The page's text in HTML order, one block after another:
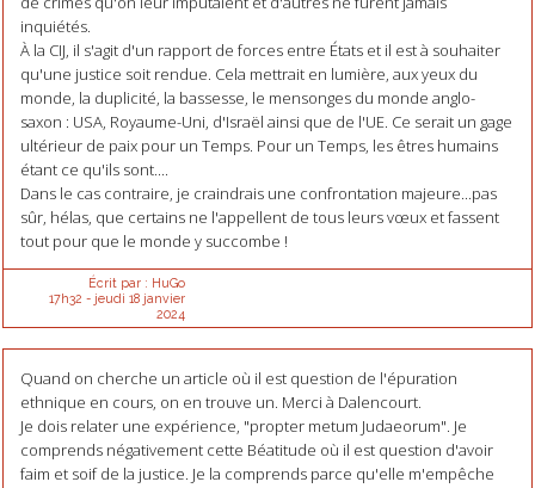
inquiétés.
À la CIJ, il s'agit d'un rapport de forces entre États et il est à souhaiter
qu'une justice soit rendue. Cela mettrait en lumière, aux yeux du
monde, la duplicité, la bassesse, le mensonges du monde anglo-
saxon : USA, Royaume-Uni, d'Israël ainsi que de l'UE. Ce serait un gage
ultérieur de paix pour un Temps. Pour un Temps, les êtres humains
étant ce qu'ils sont....
Dans le cas contraire, je craindrais une confrontation majeure...pas
sûr, hélas, que certains ne l'appellent de tous leurs vœux et fassent
tout pour que le monde y succombe !
Écrit par : HuGo
17h32 - jeudi 18 janvier
2024
Quand on cherche un article où il est question de l'épuration
ethnique en cours, on en trouve un. Merci à Dalencourt.
Je dois relater une expérience, "propter metum Judaeorum". Je
comprends négativement cette Béatitude où il est question d'avoir
faim et soif de la justice. Je la comprends parce qu'elle m'empêche